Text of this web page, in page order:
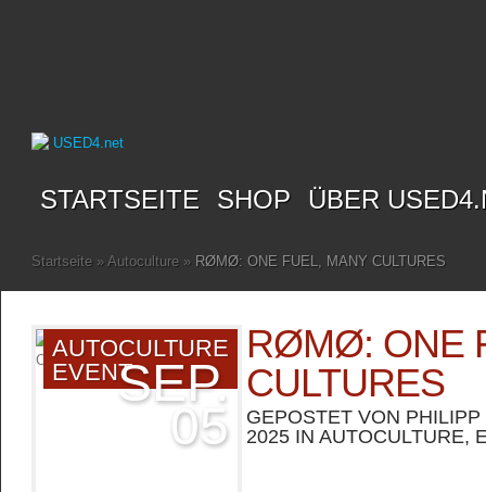
STARTSEITE SHOP ÜBER
Startseite » Autoculture » RØMØ: ONE FUEL, MANY CULTURES
AUTOCULTURE
EVENTSEP.
05
RØMØ: ONE
CULTURES
GEPOSTET VON
2025 IN AUTOCULTURE,